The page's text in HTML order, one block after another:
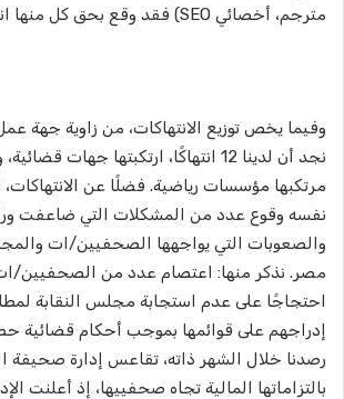
مترجم، أخصائي SEO) فقد وقع بحق كل منها انتهاك وحيد.
وفيما يخص توزيع الانتهاكات، من زاوية جهة
نجد أن لدينا 12 انتهاكًا، ارتكبتها جهات
مرتكبها مؤسسات رياضية. فضلًا عن
نفسه وقوع عدد من المشكلات التي ضاعفت
والصعوبات التي يواجهها الصحفيين/ات
مصر. نذكر منها: اعتصام عدد من الصحفيين/
احتجاجًا على عدم استجابة مجلس النقابة
إدراجهم على قوائمها بموجب أحكام قضائية
رصدنا خلال الشهر ذاته، تقاعس إدارة صحيفة
بالتزاماتها المالية تجاه صحفييها، إذ أعلنت